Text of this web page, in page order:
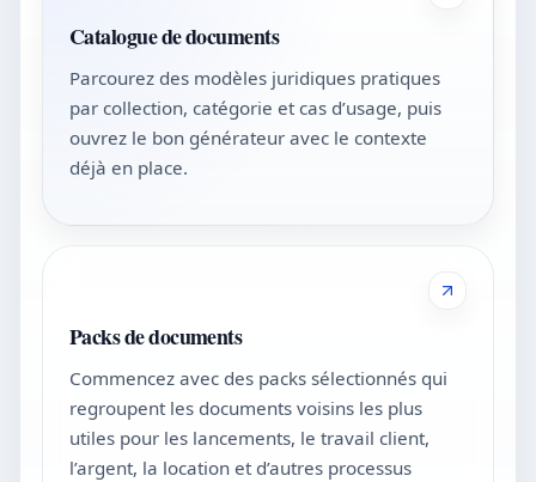
Catalogue de documents
Parcourez des modèles juridiques pratiques
par collection, catégorie et cas d’usage, puis
ouvrez le bon générateur avec le contexte
déjà en place.
Packs de documents
Commencez avec des packs sélectionnés qui
regroupent les documents voisins les plus
utiles pour les lancements, le travail client,
l’argent, la location et d’autres processus